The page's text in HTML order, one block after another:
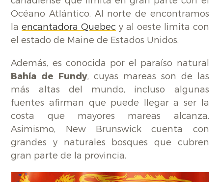
Océano Atlántico. Al norte de encontramos
laencantadora Quebec y al oeste limita con
el estado de Maine de Estados Unidos.
Además, es conocida por el paraíso natural
Bahía de Fundy, cuyas mareas son de las
más altas del mundo, incluso algunas
fuentes afirman que puede llegar a ser la
costa que mayores mareas alcanza.
Asimismo, New Brunswick cuenta con
grandes y naturales bosques que cubren
gran parte de la provincia.